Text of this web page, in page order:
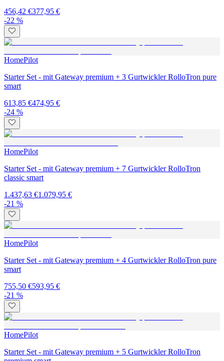
456,42 €377,95 €
-22 %
HomePilot
Starter Set - mit Gateway premium + 3 Gurtwickler RolloTron pure
smart
613,85 €474,95 €
-24 %
HomePilot
Starter Set - mit Gateway premium + 7 Gurtwickler RolloTron
classic smart
1.437,63 €1.079,95 €
-21 %
HomePilot
Starter Set - mit Gateway premium + 4 Gurtwickler RolloTron pure
smart
755,50 €593,95 €
-21 %
HomePilot
Starter Set - mit Gateway premium + 5 Gurtwickler RolloTron